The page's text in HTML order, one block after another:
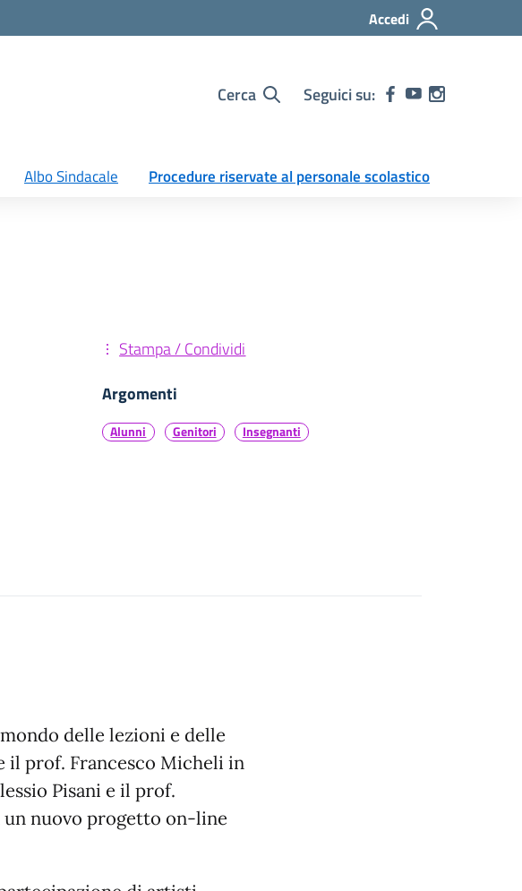
Accedi
Cerca Seguici su:
Albo Sindacale Procedure riservate al personale scolastico
Stampa / Condividi
Argomenti
Alunni Genitori Insegnanti
delle lezioni e delle
il prof. Francesco Micheli in
Pisani e il prof.
nuovo progetto on-line